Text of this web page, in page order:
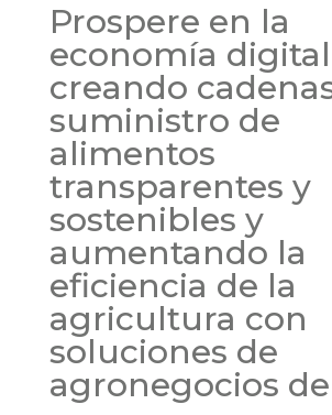
Prospere en la
economía digital
creando
suministro de
alimentos
transparentes y
sostenibles y
aumentando la
eficiencia de la
agricultura con
soluciones de
agronegocios de